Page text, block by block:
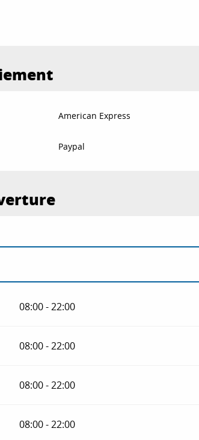
American Express
Paypal
08:00 - 22:00
08:00 - 22:00
08:00 - 22:00
08:00 - 22:00